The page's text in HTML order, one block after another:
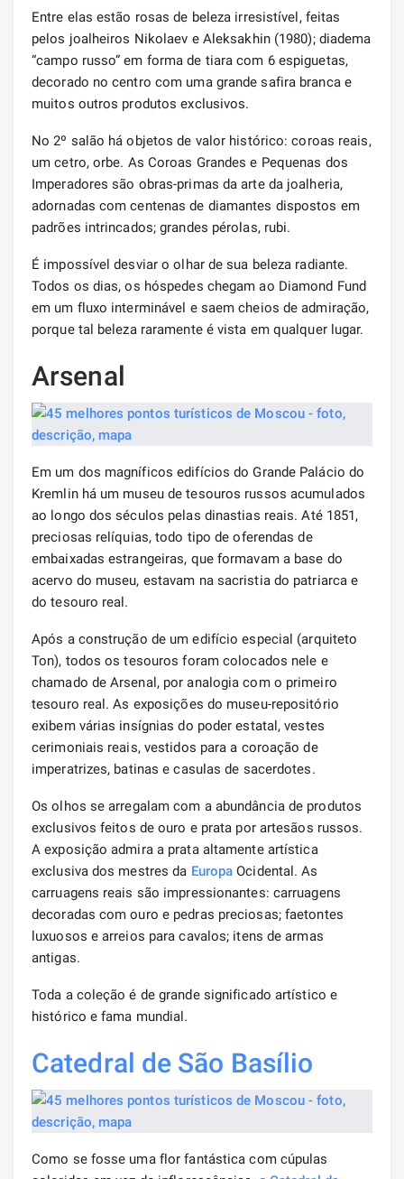
Entre elas estão rosas de beleza irresistível, feitas
pelos joalheiros Nikolaev e Aleksakhin (1980); diadema
“campo russo” em forma de tiara com 6 espiguetas,
decorado no centro com uma grande safira branca e
muitos outros produtos exclusivos.
No 2º salão há objetos de valor histórico: coroas reais,
um cetro, orbe. As Coroas Grandes e Pequenas dos
Imperadores são obras-primas da arte da joalheria,
adornadas com centenas de diamantes dispostos em
padrões intrincados; grandes pérolas, rubi.
É impossível desviar o olhar de sua beleza radiante.
Todos os dias, os hóspedes chegam ao Diamond Fund
em um fluxo interminável e saem cheios de admiração,
porque tal beleza raramente é vista em qualquer lugar.
Arsenal
Em um dos magníficos edifícios do Grande Palácio do
Kremlin há um museu de tesouros russos acumulados
ao longo dos séculos pelas dinastias reais. Até 1851,
preciosas relíquias, todo tipo de oferendas de
embaixadas estrangeiras, que formavam a base do
acervo do museu, estavam na sacristia do patriarca e
do tesouro real.
Após a construção de um edifício especial (arquiteto
Ton), todos os tesouros foram colocados nele e
chamado de Arsenal, por analogia com o primeiro
tesouro real. As exposições do museu-repositório
exibem várias insígnias do poder estatal, vestes
cerimoniais reais, vestidos para a coroação de
imperatrizes, batinas e casulas de sacerdotes.
Os olhos se arregalam com a abundância de produtos
exclusivos feitos de ouro e prata por artesãos russos.
A exposição admira a prata altamente artística
exclusiva dos mestres da Europa Ocidental. As
carruagens reais são impressionantes: carruagens
decoradas com ouro e pedras preciosas; faetontes
luxuosos e arreios para cavalos; itens de armas
antigas.
Toda a coleção é de grande significado artístico e
histórico e fama mundial.
Catedral de São Basílio
Como se fosse uma flor fantástica com cúpulas